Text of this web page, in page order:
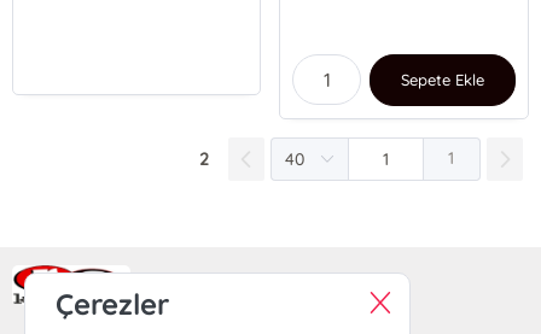
Sepete Ekle
2 1
Ra Yayın Kitabevi
Çerezler